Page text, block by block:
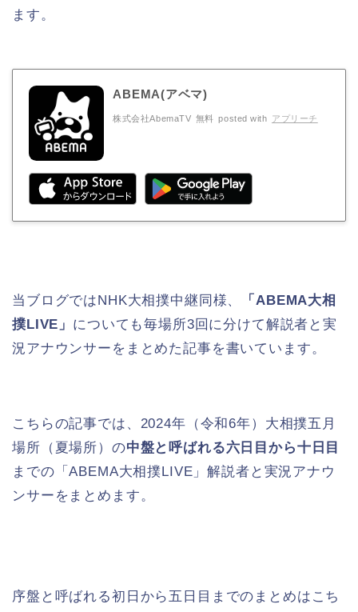
ます。
ABEMA(アベマ)
株式会社AbemaTV 無料 posted with アプリーチ
当ブログではNHK大相撲中継同様、
「ABEMA大相
撲LIVE」 についても毎場所3回に分けて解説者と実
況アナウンサーをまとめた記事を書いています。
こちらの記事では、2024年（令和6年）大相撲五月
場所（夏場所）の中盤と呼ばれる六日目から十日目
までの「ABEMA大相撲LIVE」解説者と実況アナウ
ンサーをまとめます。
序盤と呼ばれる初日から五日目までのまとめはこち